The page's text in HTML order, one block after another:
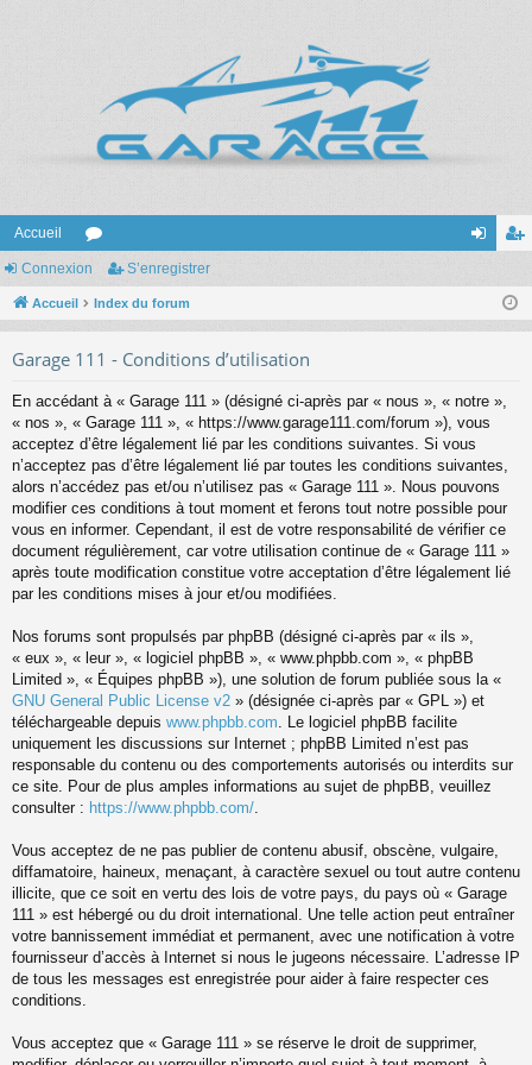
Accueil
or
u nr
Connexion S’enregistrer
Accueil Index du forum
Garage 111 - Conditions d’utilisation
En accédant à « Garage 111 » (désigné ci-après par « nous », « notre »,
« nos », « Garage 111 », « https://www.garage111.com/forum »), vous
acceptez d’être légalement lié par les conditions suivantes. Si vous
n’acceptez pas d’être légalement lié par toutes les conditions suivantes,
alors n’accédez pas et/ou n’utilisez pas « Garage 111 ». Nous pouvons
modifier ces conditions à tout moment et ferons tout notre possible pour
vous en informer. Cependant, il est de votre responsabilité de vérifier ce
document régulièrement, car votre utilisation continue de « Garage 111 »
après toute modification constitue votre acceptation d’être légalement lié
par les conditions mises à jour et/ou modifiées.
Nos forums sont propulsés par phpBB (désigné ci-après par « ils »,
« eux », « leur », « logiciel phpBB », « www.phpbb.com », « phpBB
Limited », « Équipes phpBB »), une solution de forum publiée sous la «
GNU General Public License v2 » (désignée ci-après par « GPL ») et
téléchargeable depuis www.phpbb.com . Le logiciel phpBB facilite
uniquement les discussions sur Internet ; phpBB Limited n’est pas
responsable du contenu ou des comportements autorisés ou interdits sur
ce site. Pour de plus amples informations au sujet de phpBB, veuillez
consulter : https://www.phpbb.com/
Vous acceptez de ne pas publier de contenu abusif, obscène, vulgaire,
diffamatoire, haineux, menaçant, à caractère sexuel ou tout autre contenu
illicite, que ce soit en vertu des lois de votre pays, du pays où « Garage
111 » est hébergé ou du droit international. Une telle action peut entraîner
votre bannissement immédiat et permanent, avec une notification à votre
fournisseur d’accès à Internet si nous le jugeons nécessaire. L’adresse IP
de tous les messages est enregistrée pour aider à faire respecter ces
conditions.
Vous acceptez que « Garage 111 » se réserve le droit de supprimer,